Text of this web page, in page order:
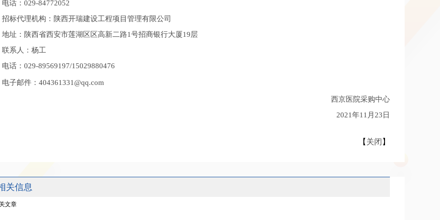
电话：029-84772052
招标代理机构：陕西开瑞建设工程项目管理有限公司
地址：陕西省西安市莲湖区区高新二路1号招商银行大厦19层
联系人：杨工
电话：029-89569197/15029880476
电子邮件：404361331@qq.com
西京医院采购中心
2021年11月23日
【 关闭 】
关信息
文章